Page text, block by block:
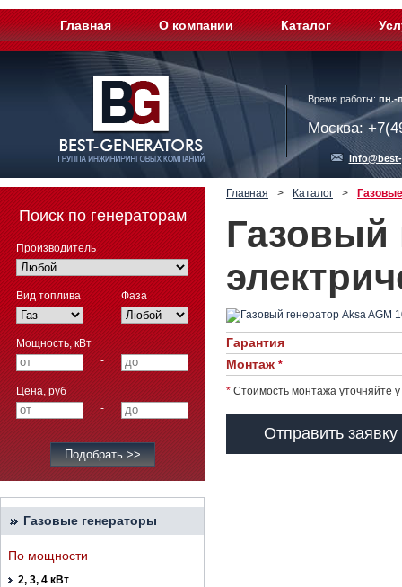
Главная О компании Каталог
Время работы: пн.-
Москва:
Поиск по генераторам
Производитель
Вид топлива Фаза
Мощность, кВт
-
Цена, руб
-
Газовые генераторы
По мощности
2, 3, 4 кВт
Главная > Каталог >
Газовый
Гарантия
Монтаж *
* Стоимость монтажа уточняйте
Отправить